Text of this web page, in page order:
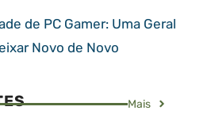
de PC Gamer: Uma Geral
Novo de Novo
Mais